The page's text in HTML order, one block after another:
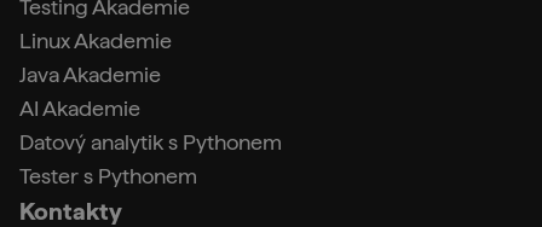
Testing Akademie
Linux Akademie
Java Akademie
AI Akademie
Datový analytik s Pythonem
Tester s Pythonem
Kontakty